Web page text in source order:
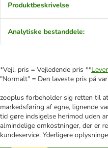
Produktbeskrivelse
Analytiske bestanddele:
*Vejl. pris = Vejledende pris **
"Normalt" = Den laveste pris på
zooplus forbeholder sig retten til
markedsføring af egne, lignende
tid gøre indsigelse herimod uden
almindelige omkostninger, der er
kundeservice. Yderligere